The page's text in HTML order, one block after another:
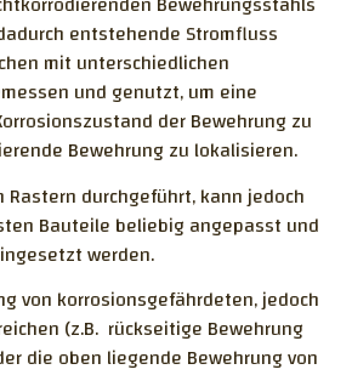
Seil
der Membran
des Betonfeuchte-
des
FÜR ULTRA-
FASERBETON (UHFB) NACH
D
FÜR UNGEBUNDENE
SEMIQUANTITATIVE
ZEMENTART UND
DÜNNSCHLIFF
MIT
entstehende Stromfluss
mit unterschiedlichen
und genutzt, um eine
der Bewehrung zu
Bewehrung zu lokalisieren.
Rastern durchgeführt, kann jedoch
Bauteile beliebig angepasst und
werden.
von korrosionsgefährdeten, jedoch
(z.B. rückseitige Bewehrung
die oben liegende Bewehrung von